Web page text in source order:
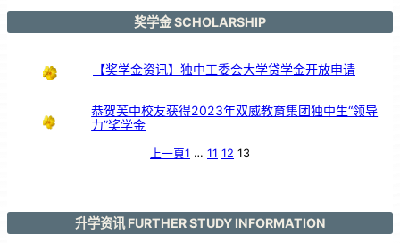
1
年
奖学金 SCHOLARSHIP
【奖学金资讯】独中工委会大学贷学金开放申请
恭贺芙中校友获得2023年双威教育集团独中生“领导
力”奖学金
上一頁1 … 11 12 13
升学资讯 FURTHER STUDY INFORMATION